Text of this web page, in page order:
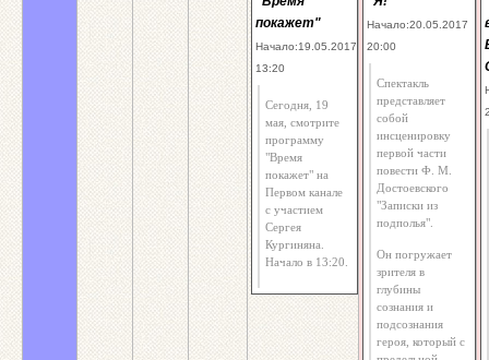
покажет"
Начало:19.05.2017
13:20
Сегодня, 19
мая, смотрите
программу
"Время
покажет" на
Первом канале
с участием
Сергея
Кургиняна.
Начало в 13:20.
Начало:20.05.2017
20:00
Спектакль
представляет
собой
инсценировку
первой части
повести Ф. М.
Достоевского
"Записки из
подполья".
Он погружает
зрителя в
глубины
сознания и
подсознания
героя, который с